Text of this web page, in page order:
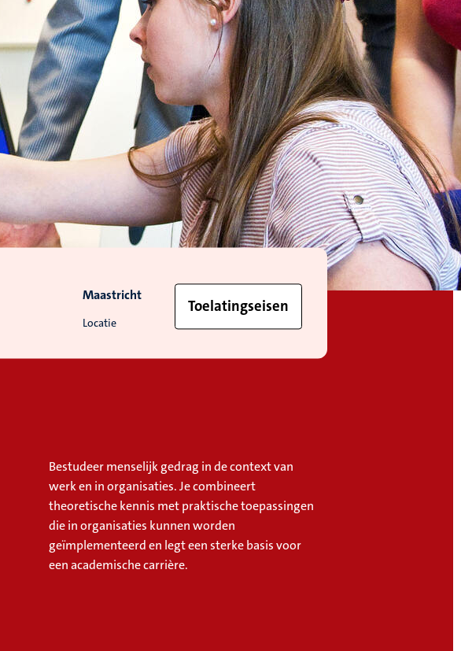
Locatie
Maastricht
Toelatingseisen
Bestudeer menselijk gedrag in de context van
werk en in organisaties. Je combineert
theoretische kennis met praktische toepassingen
die in organisaties kunnen worden
geïmplementeerd en legt een sterke basis voor
een academische carrière.